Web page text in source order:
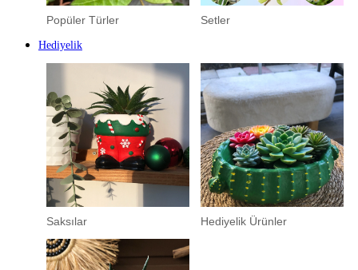
Popüler Türler Setler
Hediyelik
Saksılar Hediyelik Ürünler